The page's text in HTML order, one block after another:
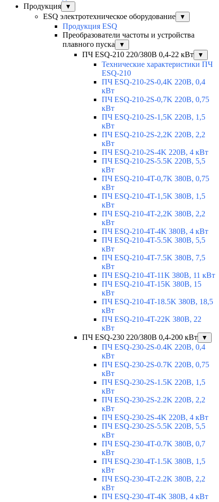
Продукция
▼
ESQ электротехническое оборудование ▼
Продукция ESQ
Преобразователи частоты и устройства
плавного пуска
▼
ПЧ ESQ-210 220/380В 0,4-22 кВт ▼
Технические характеристики ПЧ
ESQ-210
ПЧ ESQ-210-2S-0,4K 220В, 0,4
кВт
ПЧ ESQ-210-2S-0,7K 220В, 0,75
кВт
ПЧ ESQ-210-2S-1,5K 220В, 1,5
кВт
ПЧ ESQ-210-2S-2,2K 220В, 2,2
кВт
ПЧ ESQ-210-2S-4K 220В, 4 кВт
ПЧ ESQ-210-2S-5.5K 220В, 5,5
кВт
ПЧ ESQ-210-4T-0,7K 380В, 0,75
кВт
ПЧ ESQ-210-4T-1,5K 380В, 1,5
кВт
ПЧ ESQ-210-4T-2,2K 380В, 2,2
кВт
ПЧ ESQ-210-4T-4K 380В, 4 кВт
ПЧ ESQ-210-4T-5.5K 380В, 5,5
кВт
ПЧ ESQ-210-4T-7.5K 380В, 7,5
кВт
ПЧ ESQ-210-4T-11K 380В, 11 кВт
ПЧ ESQ-210-4T-15K 380В, 15
кВт
ПЧ ESQ-210-4T-18.5K 380В, 18,5
кВт
ПЧ ESQ-210-4T-22K 380В, 22
кВт
ПЧ ESQ-230 220/380В 0,4-200 кВт
▼
ПЧ ESQ-230-2S-0.4K 220В, 0,4
кВт
ПЧ ESQ-230-2S-0.7K 220В, 0,75
кВт
ПЧ ESQ-230-2S-1.5K 220В, 1,5
кВт
ПЧ ESQ-230-2S-2.2K 220В, 2,2
кВт
ПЧ ESQ-230-2S-4K 220В, 4 кВт
ПЧ ESQ-230-2S-5.5K 220В, 5,5
кВт
ПЧ ESQ-230-4T-0.7K 380В, 0,7
кВт
ПЧ ESQ-230-4T-1.5K 380В, 1,5
кВт
ПЧ ESQ-230-4T-2.2K 380В, 2,2
кВт
ПЧ ESQ-230-4T-4K 380В, 4 кВт